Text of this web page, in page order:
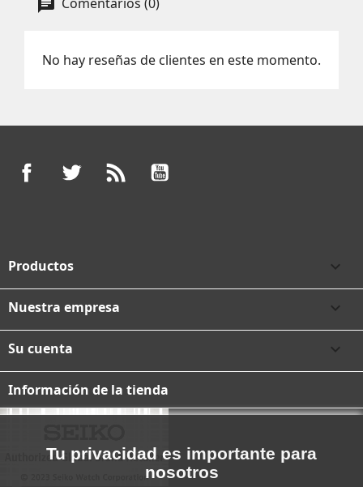
No hay reseñas de clientes en este momento.
FacebookTwitter
Productos 
Nuestra empresa 
Su cuenta 
Información de la tienda
Tu privacidad es importante para
nosotros